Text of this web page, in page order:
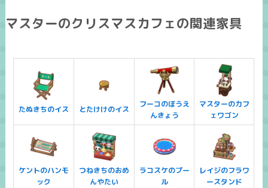
マスターのクリスマスカフェの関連家具
たぬきちのイス とたけけのイス
フーコのぼうえ
んきょう
マスターのカフ
ェワゴン
ケントのハンモ
ック
つねきちのおめ
んやたい
ラコスケのプー
ル
レイジのフラワ
ースタンド